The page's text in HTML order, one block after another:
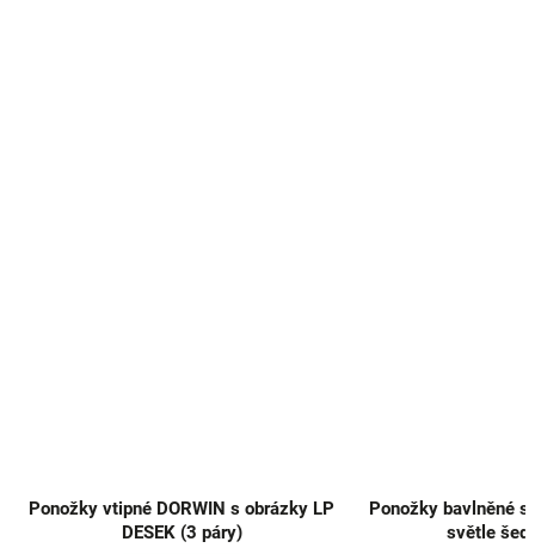
Ponožky vtipné DORWIN s obrázky LP
DESEK (3 páry)
Ponožky bavlněné
světle